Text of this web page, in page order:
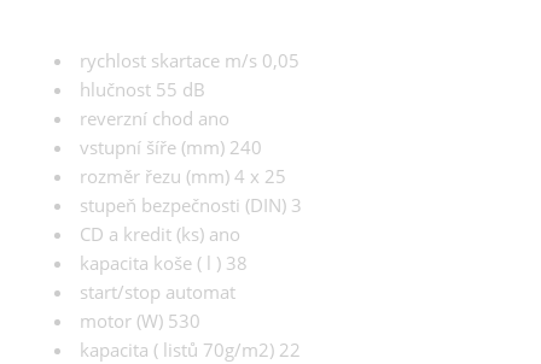
rychlost skartace m/s 0,05
hlučnost 55 dB
reverzní chod ano
vstupní šíře (mm) 240
rozměr řezu (mm) 4 x 25
stupeň bezpečnosti (DIN) 3
CD a kredit (ks) ano
kapacita koše ( l ) 38
start/stop automat
motor (W) 530
kapacita ( listů 70g/m2) 22